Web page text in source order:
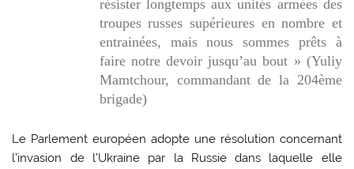
résister longtemps aux unités armées des
troupes russes supérieures en nombre et
entrainées, mais nous sommes prêts à
faire notre devoir jusqu’au bout » (Yuliy
Mamtchour, commandant de la 204ème
brigade)
Le Parlement européen adopte une résolution concernant
l’invasion de l’Ukraine par la Russie dans laquelle elle